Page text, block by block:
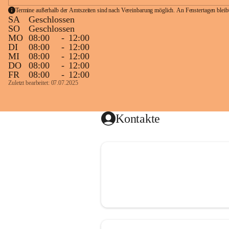
Termine außerhalb der Amtszeiten sind nach Vereinbarung möglich. An Fenstertagen
SA
Geschlossen
SO
Geschlossen
MO 08:00 - 12:00
DI
08:00 - 12:00
MI
08:00 - 12:00
DO
08:00 - 12:00
FR
08:00 - 12:00
Zuletzt bearbeitet: 07.07.2025
Kontakte